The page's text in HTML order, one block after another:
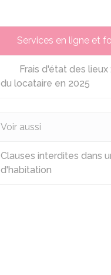
Services en ligne et
Frais d'état des
du locataire en 2025
Voir aussi
Clauses interdites dans
d'habitation